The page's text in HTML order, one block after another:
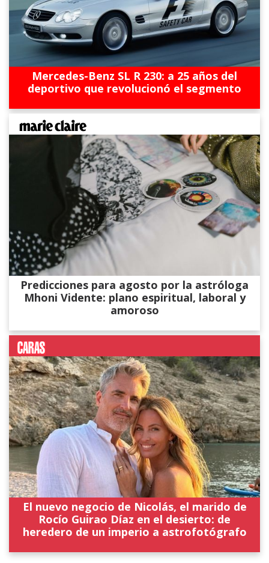
Mercedes-Benz SL R 230: a 25 años del
deportivo que revolucionó el segmento
Predicciones para agosto por la astróloga
Mhoni Vidente: plano espiritual, laboral y
amoroso
El nuevo negocio de Nicolás, el marido de
Rocío Guirao Díaz en el desierto: de
heredero de un imperio a astrofotógrafo